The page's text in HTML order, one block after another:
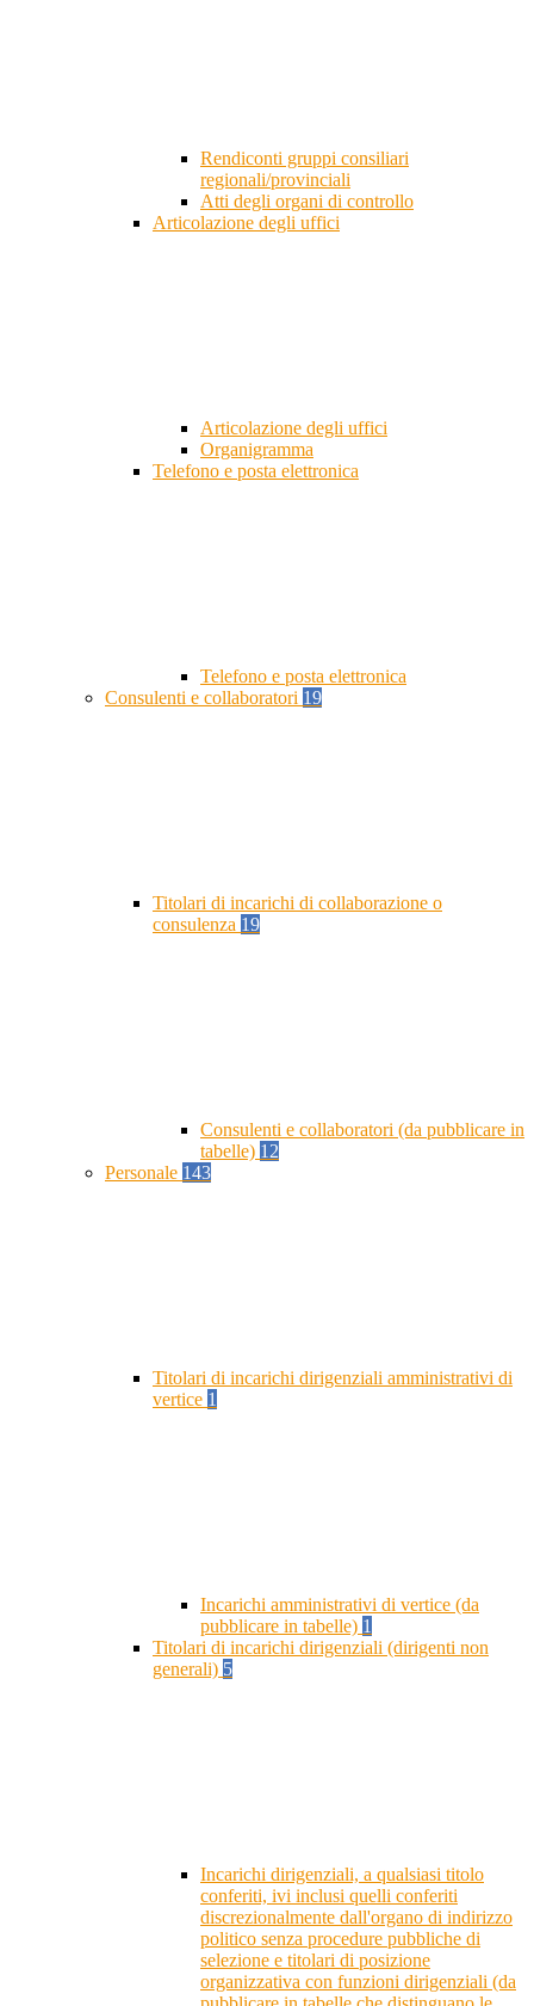
Rendiconti gruppi consiliari
regionali/provinciali
Atti degli organi di controllo
Articolazione degli uffici
Articolazione degli uffici
Organigramma
Telefono e posta elettronica
Telefono e posta elettronica
Consulenti e collaboratori 19
Titolari di incarichi di collaborazione o
consulenza 19
Consulenti e collaboratori (da pubblicare in
tabelle) 12
Personale 143
Titolari di incarichi dirigenziali amministrativi di
vertice 1
Incarichi amministrativi di vertice (da
pubblicare in tabelle) 1
Titolari di incarichi dirigenziali (dirigenti non
generali) 5
Incarichi dirigenziali, a qualsiasi titolo
conferiti, ivi inclusi quelli conferiti
discrezionalmente dall'organo di indirizzo
politico senza procedure pubbliche di
selezione e titolari di posizione
organizzativa con funzioni dirigenziali (da